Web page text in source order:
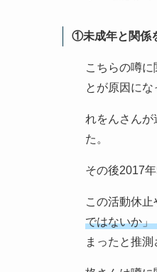
①未成年と関係
こちらの噂
とが原因にな
れをんさん
た。
その後2017
この活動休止
ではないか」
まったと推測